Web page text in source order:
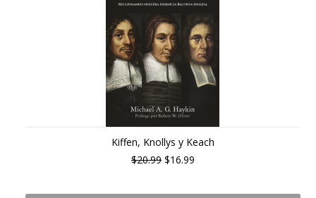
Kiffen, Knollys y Keach
$20.99 $16.99